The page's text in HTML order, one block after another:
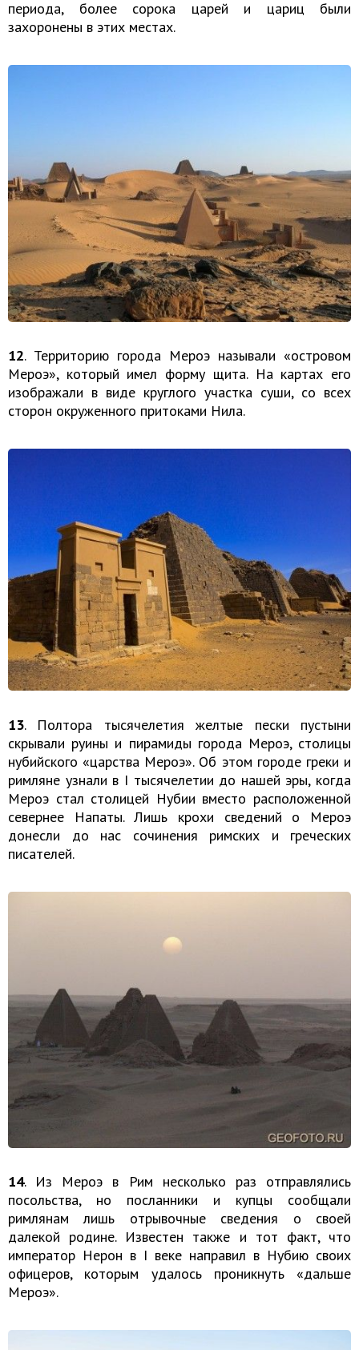
периода, более сорока царей и цариц были
захоронены в этих местах.
12. Территорию города Мероэ называли «островом
Мероэ», который имел форму щита. На картах его
изображали в виде круглого участка суши, со всех
сторон окруженного притоками Нила.
13. Полтора тысячелетия желтые пески пустыни
скрывали руины и пирамиды города Мероэ, столицы
нубийского «царства Мероэ». Об этом городе греки и
римляне узнали в I тысячелетии до нашей эры, когда
Мероэ стал столицей Нубии вместо расположенной
севернее Напаты. Лишь крохи сведений о Мероэ
донесли до нас сочинения римских и греческих
писателей.
14. Из Мероэ в Рим несколько раз отправлялись
посольства, но посланники и купцы сообщали
римлянам лишь отрывочные сведения о своей
далекой родине. Известен также и тот факт, что
император Нерон в I веке направил в Нубию своих
офицеров, которым удалось проникнуть «дальше
Мероэ».